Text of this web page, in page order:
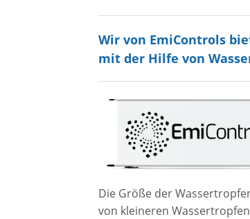
Wir von EmiControls
mit der Hilfe von
Die Größe der
von kleineren